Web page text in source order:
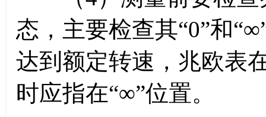
态，主要检查其“0”和
达到额定转速，兆欧表
时应指在“∞”位置。